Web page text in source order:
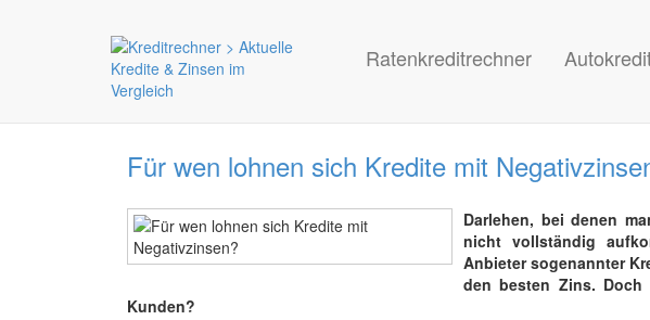
Ratenkreditrechner
Für wen lohnen sich Kredite mit
Darlehen, bei denen
nicht vollständig
Anbieter sogenannter
den besten Zins.
Kunden?